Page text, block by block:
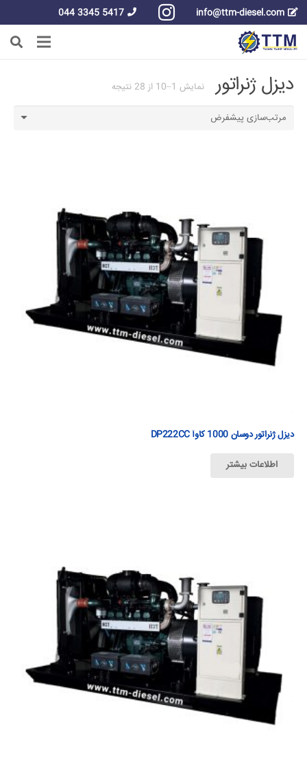
info@ttm-diesel.com
5417 3345 044
دیزل ژنراتور نمایش 1–10 از 28 نتیجه
دیزل ژنراتور دوسان 1000 كاوآ DP222CC
اطلاعات بیشتر